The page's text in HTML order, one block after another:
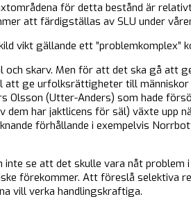
för detta bestånd är
att färdigställas av SLU under
vikt gällande ett ”problemkomplex”
och skarv. Men för att det ska gå att
ge urfolksrättigheter till
(Utter-Anders) som hade
har jaktlicens för säl) växte upp
förhållande i exempelvis
se att det skulle vara nåt problem
förekommer. Att föreslå selektiva
vill verka handlingskraftiga.